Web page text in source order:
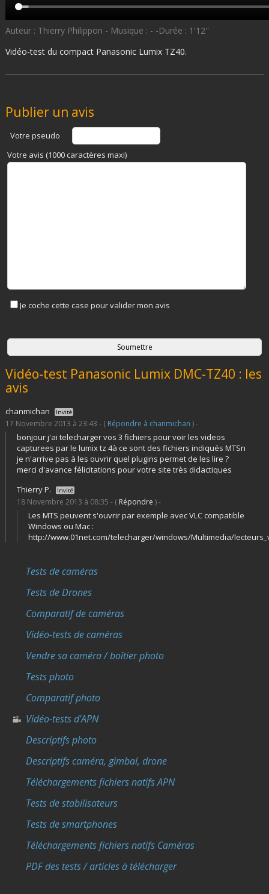
Auteur : Thierry Philippon - Musique : - -Durée : 1'12''
Vidéo-test du compact Panasonic Lumix TZ40.
Publier un avis
Votre pseudo
Votre avis (1000 caractères maxi)
Je coche cette case pour valider mon avis
Vidéo-test Panasonic Lumix DMC-TZ40 : les
avis
chanmichan Invité
17 Novembre 2013 à 23:43 - ( Répondre à chanmichan ) -
bonjour j'ai telecharger vos 3 fichiers pour voir les videos
capturees par le lumix tz 4à ce sont des fichiers indiqués MTSn
je n'arrive pas à les ouvrir quel plugins permet de les lire ?
merci d'avance félicitations pour votre site très didactiques
Thierry P.
Invité
18 Novembre 2013 à 08:35 - ( Répondre ) -
Les MTS peuvent s'ouvrir par exemple avec VLC compatible
Windows ou Mac :
http://www.01net.com/telecharger/windows/Multimedia/
Tests de caméras
Tests de Drones
Comparatif de caméras
Vidéo-tests de caméras
Vendre sa caméra / boîtier photo
Tests photo
Comparatif photo
Vidéo-tests d'APN
Descriptifs photo
Descriptifs caméra, gimbal, drone
Téléchargements fichiers natifs APN
Tests de stabilisateurs
Tests de smartphones
Téléchargements fichiers natifs Caméras
PDF des tests / articles à télécharger